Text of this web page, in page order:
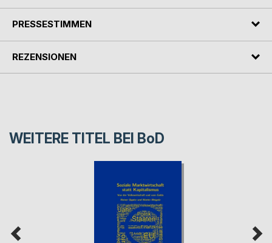
PRESSESTIMMEN
REZENSIONEN
WEITERE TITEL BEI BoD